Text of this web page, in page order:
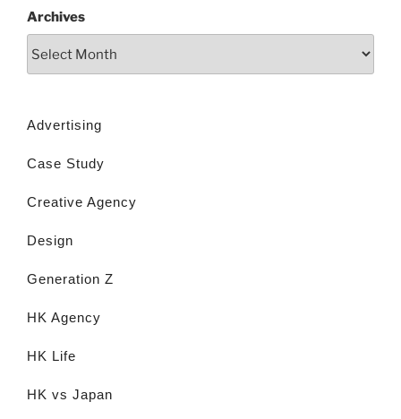
Archives
Advertising
Case Study
Creative Agency
Design
Generation Z
HK Agency
HK Life
HK vs Japan